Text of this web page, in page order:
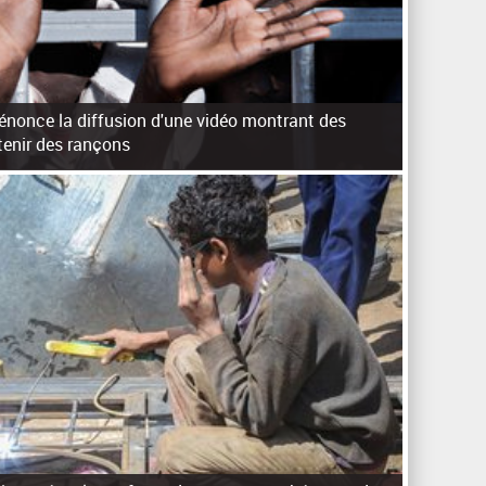
la diffusion d'une vidéo montrant des
des rançons